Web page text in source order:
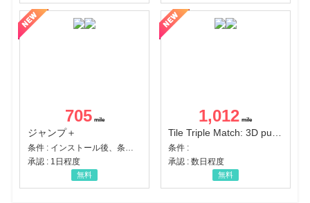
705
ジャンプ＋
承認 : 1日程度
無料
1,012
条件 :
承認 : 数日程度
無料